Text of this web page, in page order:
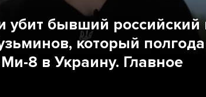
убит бывший
который
8 в Украину. Главное